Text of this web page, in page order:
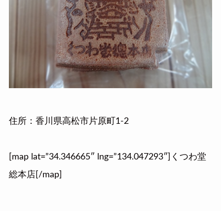
住所：香川県高松市片原町1-2
[map lat=”34.346665″ lng=”134.047293″]くつわ堂
総本店[/map]